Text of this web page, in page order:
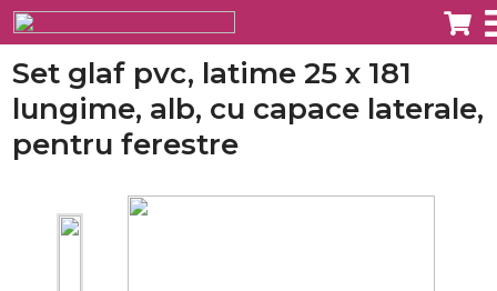
Set glaf pvc, latime 25 x 181
lungime, alb, cu capace laterale,
pentru ferestre